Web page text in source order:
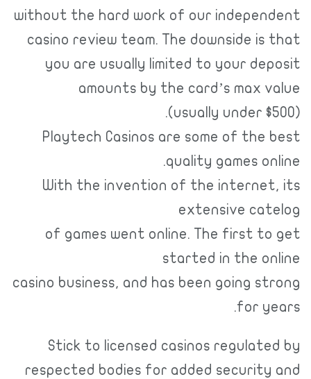
without the hard work of our independent
casino review team. The downside is that
you are usually limited to your deposit
amounts by the card’s max value
(usually under $500).
Playtech Casinos are some of the best
quality games online.
With the invention of the internet, its
extensive catelog
of games went online. The first to get
started in the online
casino business, and has been going strong
for years.
Stick to licensed casinos regulated by
respected bodies for added security and